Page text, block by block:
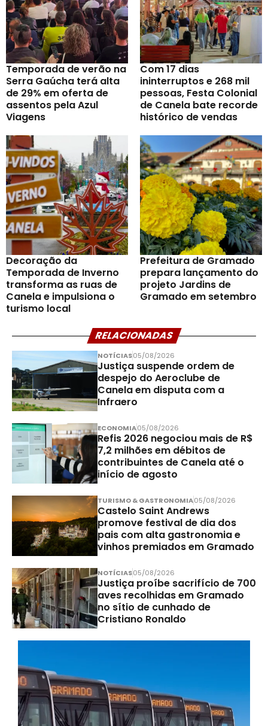
Temporada de verão na
Serra Gaúcha terá alta
de 29% em oferta de
assentos pela Azul
Viagens
Com 17 dias
ininterruptos e 268 mil
pessoas, Festa Colonial
de Canela bate recorde
histórico de vendas
Decoração da
Temporada de Inverno
transforma as ruas de
Canela e impulsiona o
turismo local
Prefeitura de Gramado
prepara lançamento do
projeto Jardins de
Gramado em setembro
RELACIONADAS
NOTÍCIAS05/08/2026
Justiça suspende ordem de
despejo do Aeroclube de
Canela em disputa com a
Infraero
ECONOMIA05/08/2026
Refis 2026 negociou mais de R$
7,2 milhões em débitos de
contribuintes de Canela até o
início de agosto
TURISMO & GASTRONOMIA05/08/2026
Castelo Saint Andrews
promove festival de dia dos
pais com alta gastronomia e
vinhos premiados em Gramado
NOTÍCIAS05/08/2026
Justiça proíbe sacrifício de 700
aves recolhidas em Gramado
no sítio de cunhado de
Cristiano Ronaldo